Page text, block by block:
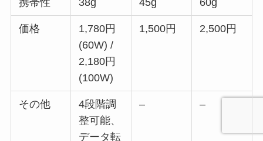
価格
1,780円
(60W) /
2,180円
(100W)
1,500円 2,500円
その他
4段階調
整可能、
データ転
– –